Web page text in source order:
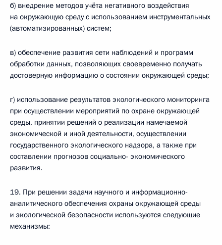
б) внедрение методов учёта негативного воздействия
на окружающую среду с использованием инструментальных
(автоматизированных) систем;
в) обеспечение развития сети наблюдений и программ
обработки данных, позволяющих своевременно получать
достоверную информацию о состоянии окружающей среды;
г) использование результатов экологического мониторинга
при осуществлении мероприятий по охране окружающей
среды, принятии решений о реализации намечаемой
экономической и иной деятельности, осуществлении
государственного экологического надзора, а также при
составлении прогнозов социально- экономического
развития.
19. При решении задачи научного и информационно-
аналитического обеспечения охраны окружающей среды
и экологической безопасности используются следующие
механизмы: